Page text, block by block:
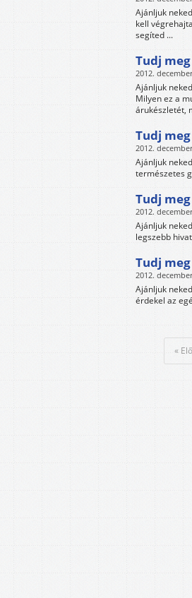
Ajánljuk
kell
segíted ...
Tudj
2012.
Ajánljuk
Milyen ez a
árukészletét,
Tudj
2012.
Ajánljuk
természetes
Tudj
2012.
Ajánljuk
legszebb
Tudj
2012.
Ajánljuk
érdekel az
«